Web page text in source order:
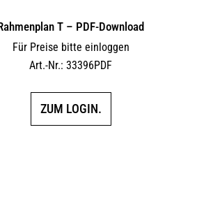
T – PDF-Download
Für Preise bitte einloggen
Art.-Nr.: 33396PDF
ZUM LOGIN.